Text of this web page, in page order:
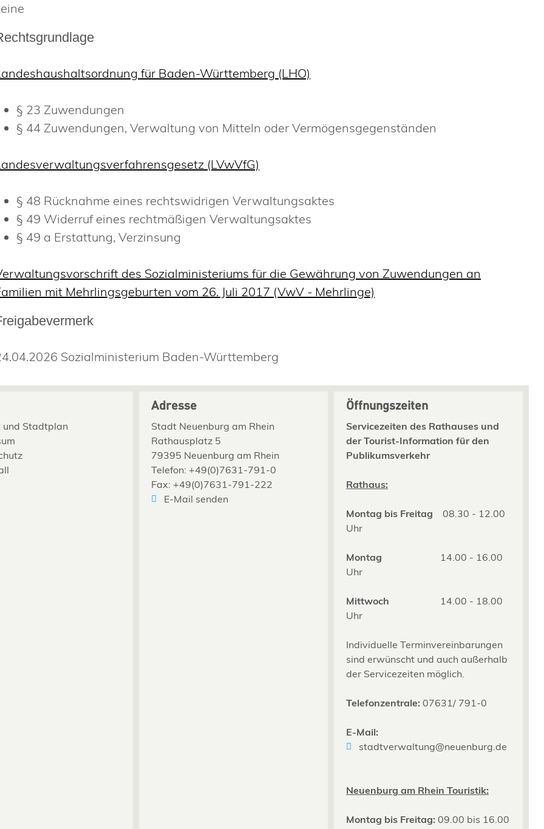
für Baden-Württemberg (LHO)
§ 23 Zuwendungen
§ 44 Zuwendungen, Verwaltung von Mitteln oder Vermögensgegenständen
(LVwVfG)
§ 48 Rücknahme eines rechtswidrigen Verwaltungsaktes
§ 49 Widerruf eines rechtmäßigen Verwaltungsaktes
§ 49 a Erstattung, Verzinsung
des Sozialministeriums für die Gewährung von Zuwendungen an
mit Mehrlingsgeburten vom 26. Juli 2017 (VwV - Mehrlinge)
Sozialministerium Baden-Württemberg
und Stadtplan
Adresse
Stadt Neuenburg am Rhein
Rathausplatz 5
79395 Neuenburg am Rhein
Telefon: +49(0)7631-791-0
Fax: +49(0)7631-791-222
E-Mail senden
Öffnungszeiten
Servicezeiten des Rathauses und
der Tourist-Information für den
Publikumsverkehr
Rathaus:
Montag bis Freitag 08.30 - 12.00
Uhr
Montag
14.00 - 16.00
Uhr
Mittwoch
14.00 - 18.00
Uhr
Individuelle Terminvereinbarungen
sind erwünscht und auch außerhalb
der Servicezeiten möglich.
Telefonzentrale: 07631/ 791-0
E-Mail:
stadtverwaltung@neuenburg.de
Neuenburg am Rhein Touristik:
Montag bis Freitag: 09.00 bis 16.00